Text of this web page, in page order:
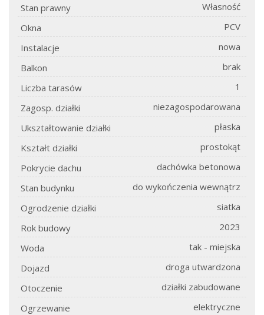
Stan prawny
Własność
Okna
PCV
Instalacje
nowa
Balkon
brak
Liczba tarasów
1
Zagosp. działki
niezagospodarowana
Ukształtowanie działki
płaska
Kształt działki
prostokąt
Pokrycie dachu
dachówka betonowa
Stan budynku
do wykończenia wewnątrz
Ogrodzenie działki
siatka
Rok budowy
2023
Woda
tak - miejska
Dojazd
droga utwardzona
Otoczenie
działki zabudowane
Ogrzewanie
elektryczne